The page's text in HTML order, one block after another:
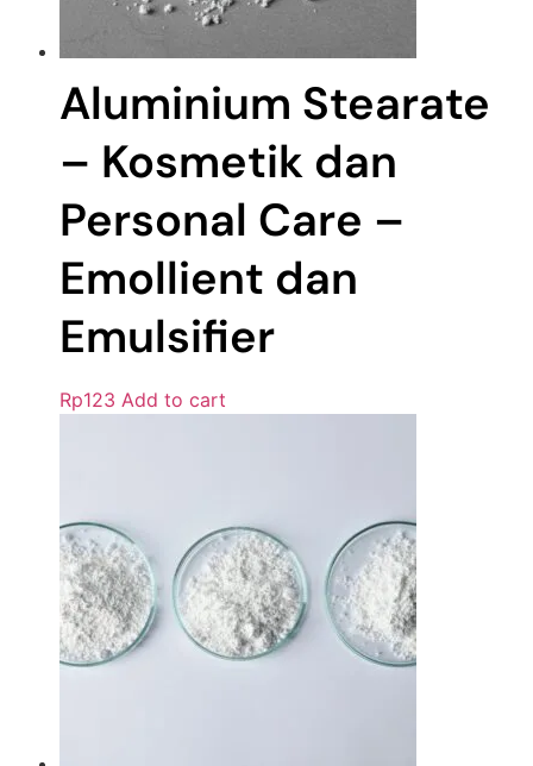
Aluminium Stearate
– Kosmetik dan
Personal Care –
Emollient dan
Emulsifier
Rp123 Add to cart